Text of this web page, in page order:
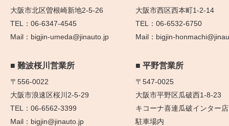
大阪市北区曽根崎新地2-5-26
06-6347-4545
bigjin-umeda@jinauto.jp
大阪市西区西本町1-2-14
06-6532-6750
bigjin-
難波桜川営業所
〒556-0022
大阪市浪速区桜川2-5-29
06-6562-3399
bigjin@jinauto.jp
平野営業所
〒547-0025
大阪市平野区瓜破西1-8-23
キコーナ喜連瓜破インター店
駐車場内